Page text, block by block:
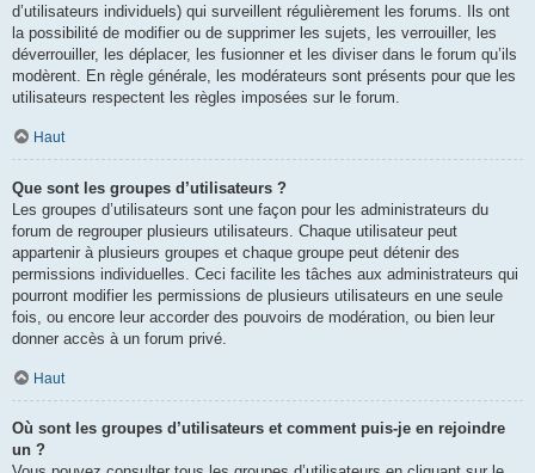
d’utilisateurs individuels) qui surveillent régulièrement les forums. Ils ont
la possibilité de modifier ou de supprimer les sujets, les verrouiller, les
déverrouiller, les déplacer, les fusionner et les diviser dans le forum qu’ils
modèrent. En règle générale, les modérateurs sont présents pour que les
utilisateurs respectent les règles imposées sur le forum.
Haut
Que sont les groupes d’utilisateurs ?
Les groupes d’utilisateurs sont une façon pour les administrateurs du
forum de regrouper plusieurs utilisateurs. Chaque utilisateur peut
appartenir à plusieurs groupes et chaque groupe peut détenir des
permissions individuelles. Ceci facilite les tâches aux administrateurs qui
pourront modifier les permissions de plusieurs utilisateurs en une seule
fois, ou encore leur accorder des pouvoirs de modération, ou bien leur
donner accès à un forum privé.
Haut
Où sont les groupes d’utilisateurs et comment puis-je en rejoindre
un ?